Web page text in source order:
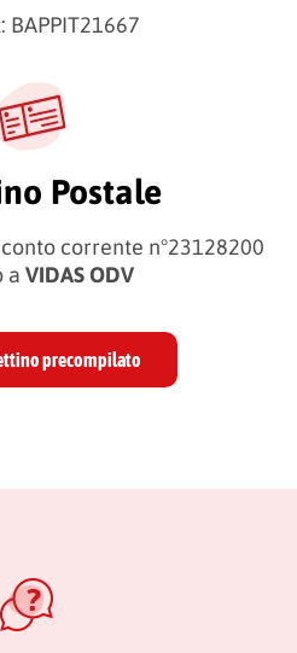
BAPPIT21667
Postale
corrente n°23128200
a VIDAS ODV
precompilato